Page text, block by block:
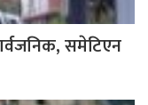
समेटिएन